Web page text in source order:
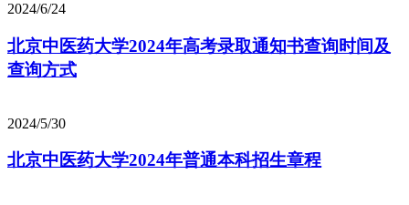
2024/6/24
北京中医药大学2024年高考录取通知书查询时间及
查询方式
2024/5/30
北京中医药大学2024年普通本科招生章程